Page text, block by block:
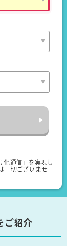
化通信」を実現し
一切ございませ
ご紹介